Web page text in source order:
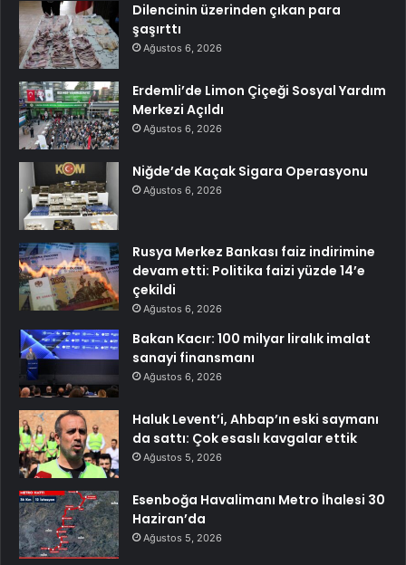
Dilencinin üzerinden çıkan para
şaşırttı
Ağustos 6, 2026
Erdemli’de Limon Çiçeği Sosyal Yardım
Merkezi Açıldı
Ağustos 6, 2026
Niğde’de Kaçak Sigara Operasyonu
Ağustos 6, 2026
Rusya Merkez Bankası faiz indirimine
devam etti: Politika faizi yüzde 14’e
çekildi
Ağustos 6, 2026
Bakan Kacır: 100 milyar liralık imalat
sanayi finansmanı
Ağustos 6, 2026
Haluk Levent’i, Ahbap’ın eski saymanı
da sattı: Çok esaslı kavgalar ettik
Ağustos 5, 2026
Esenboğa Havalimanı Metro İhalesi 30
Haziran’da
Ağustos 5, 2026